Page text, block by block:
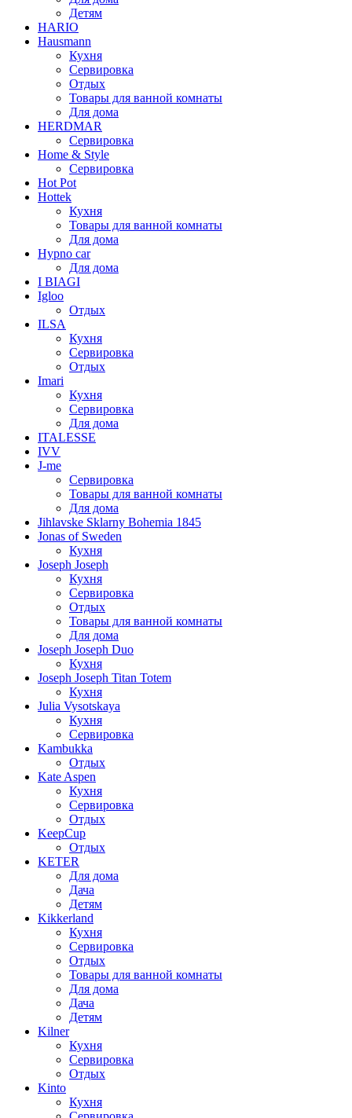
Детям
HARIO
Hausmann
Кухня
Сервировка
Отдых
Товары для ванной комнаты
Для дома
HERDMAR
Сервировка
Home & Style
Сервировка
Hot Pot
Hottek
Кухня
Товары для ванной комнаты
Для дома
Hypno car
Для дома
I BIAGI
Igloo
Отдых
ILSA
Кухня
Сервировка
Отдых
Imari
Кухня
Сервировка
Для дома
ITALESSE
IVV
J-me
Сервировка
Товары для ванной комнаты
Для дома
Jihlavske Sklarny Bohemia 1845
Jonas of Sweden
Кухня
Joseph Joseph
Кухня
Сервировка
Отдых
Товары для ванной комнаты
Для дома
Joseph Joseph Duo
Кухня
Joseph Joseph Titan Totem
Кухня
Julia Vysotskaya
Кухня
Сервировка
Kambukka
Отдых
Kate Aspen
Кухня
Сервировка
Отдых
KeepCup
Отдых
KETER
Для дома
Дача
Детям
Kikkerland
Кухня
Сервировка
Отдых
Товары для ванной комнаты
Для дома
Дача
Детям
Kilner
Кухня
Сервировка
Отдых
Kinto
Кухня